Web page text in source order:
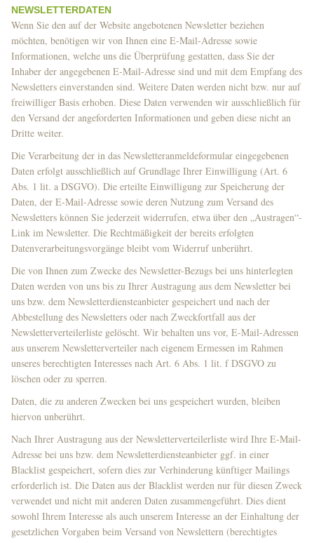
NEWSLETTER­DATEN
Wenn Sie den auf der Website angebotenen Newsletter beziehen
möchten, benötigen wir von Ihnen eine E-Mail-Adresse sowie
Informationen, welche uns die Überprüfung gestatten, dass Sie der
Inhaber der angegebenen E-Mail-Adresse sind und mit dem Empfang des
Newsletters einverstanden sind. Weitere Daten werden nicht bzw. nur auf
freiwilliger Basis erhoben. Diese Daten verwenden wir ausschließlich für
den Versand der angeforderten Informationen und geben diese nicht an
Dritte weiter.
Die Verarbeitung der in das Newsletteranmeldeformular eingegebenen
Daten erfolgt ausschließlich auf Grundlage Ihrer Einwilligung (Art. 6
Abs. 1 lit. a DSGVO). Die erteilte Einwilligung zur Speicherung der
Daten, der E-Mail-Adresse sowie deren Nutzung zum Versand des
Newsletters können Sie jederzeit widerrufen, etwa über den „Austragen“-
Link im Newsletter. Die Rechtmäßigkeit der bereits erfolgten
Datenverarbeitungsvorgänge bleibt vom Widerruf unberührt.
Die von Ihnen zum Zwecke des Newsletter-Bezugs bei uns hinterlegten
Daten werden von uns bis zu Ihrer Austragung aus dem Newsletter bei
uns bzw. dem Newsletterdiensteanbieter gespeichert und nach der
Abbestellung des Newsletters oder nach Zweckfortfall aus der
Newsletterverteilerliste gelöscht. Wir behalten uns vor, E-Mail-Adressen
aus unserem Newsletterverteiler nach eigenem Ermessen im Rahmen
unseres berechtigten Interesses nach Art. 6 Abs. 1 lit. f DSGVO zu
löschen oder zu sperren.
Daten, die zu anderen Zwecken bei uns gespeichert wurden, bleiben
hiervon unberührt.
Nach Ihrer Austragung aus der Newsletterverteilerliste wird Ihre E-Mail-
Adresse bei uns bzw. dem Newsletterdiensteanbieter ggf. in einer
Blacklist gespeichert, sofern dies zur Verhinderung künftiger Mailings
erforderlich ist. Die Daten aus der Blacklist werden nur für diesen Zweck
verwendet und nicht mit anderen Daten zusammengeführt. Dies dient
sowohl Ihrem Interesse als auch unserem Interesse an der Einhaltung der
gesetzlichen Vorgaben beim Versand von Newslettern (berechtigtes